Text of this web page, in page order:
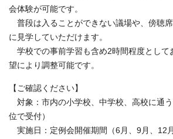
会体験が可能です。
普段は入ることができない議場や、傍聴
に見学していただけます。
学校での事前学習も含め2時間程度として
望により調整可能です。
【ご確認ください】
対象：市内の小学校、中学校、高校に通
位で受付）
実施日：定例会開催期間（6月、9月、12